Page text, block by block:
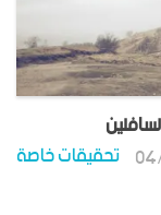
تحقيقات خاصة